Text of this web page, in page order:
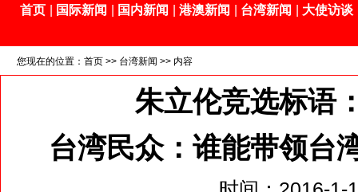
首页 国际新闻 国内新闻 港澳新闻 台湾新闻 大使访谈
您现在的位置： 首页 >> 台湾新闻 >> 内容
朱立伦竞选标语
台湾民众：谁能带领台